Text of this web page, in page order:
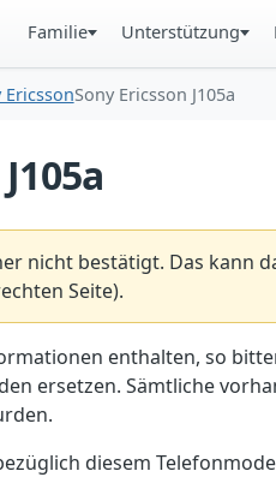
Familie Unterstützung
EricssonSony Ericsson J105a
nicht bestätigt. Das kann
Seite).
enthalten, so
ersetzen. Sämtliche
diesem